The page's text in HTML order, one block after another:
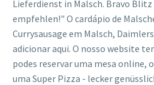
Lieferdienst in Malsch. Bravo
empfehlen!" O cardápio de
Currysausage em Malsch,
adicionar aqui. O nosso website
podes reservar uma mesa online,
uma Super Pizza - lecker